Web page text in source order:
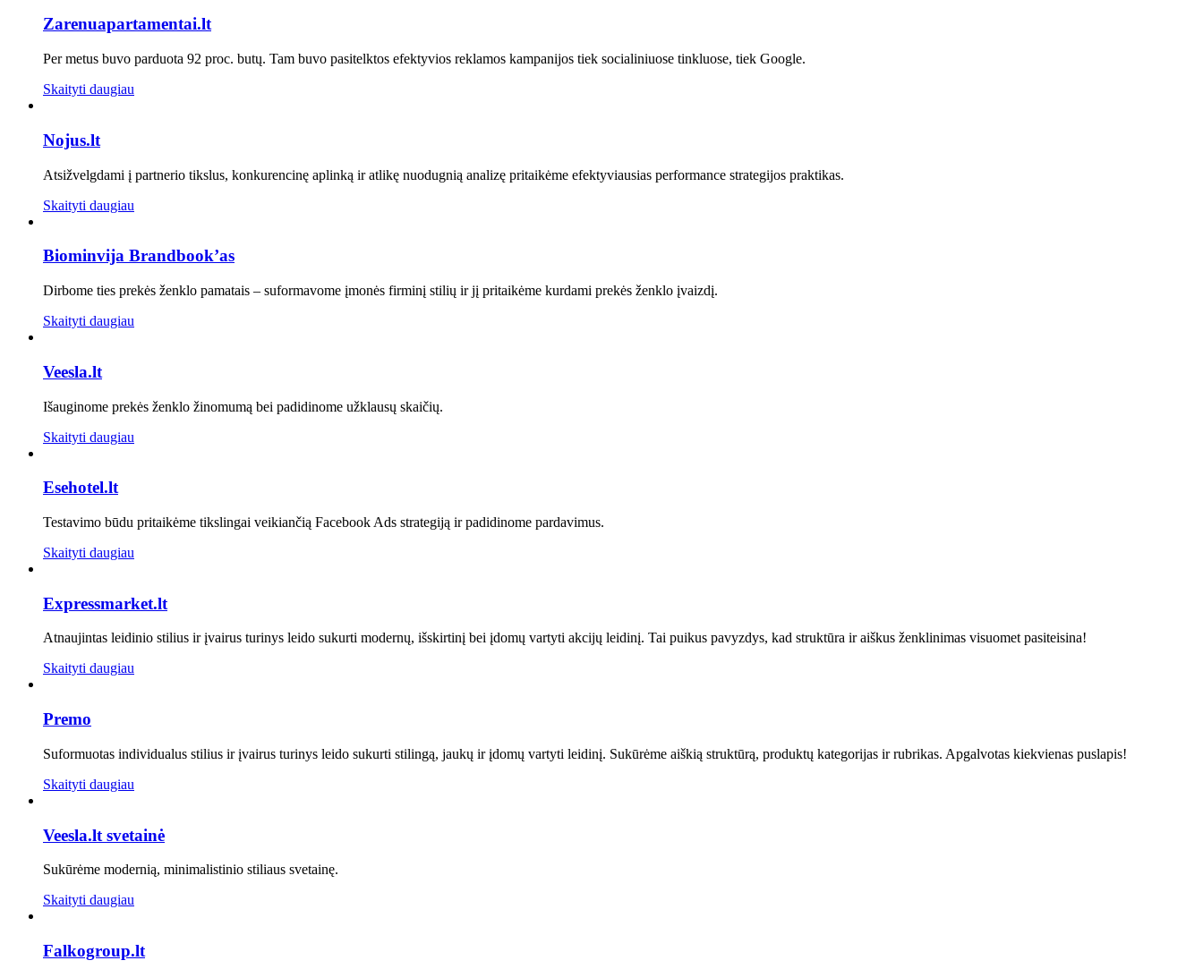
Zarenuapartamentai.lt
Per metus buvo parduota 92 proc. butų. Tam buvo pasitelktos efektyvios reklamos kampanijos tiek socialiniuose tinkluose, tiek Google.
Skaityti daugiau
Nojus.lt
Atsižvelgdami į partnerio tikslus, konkurencinę aplinką ir atlikę nuodugnią analizę pritaikėme efektyviausias performance strategijos praktikas.
Skaityti daugiau
Biominvija Brandbook’as
Dirbome ties prekės ženklo pamatais – suformavome įmonės firminį stilių ir jį pritaikėme kurdami prekės ženklo įvaizdį.
Skaityti daugiau
Veesla.lt
Išauginome prekės ženklo žinomumą bei padidinome užklausų skaičių.
Skaityti daugiau
Esehotel.lt
Testavimo būdu pritaikėme tikslingai veikiančią Facebook Ads strategiją ir padidinome pardavimus.
Skaityti daugiau
Expressmarket.lt
Atnaujintas leidinio stilius ir įvairus turinys leido sukurti modernų, išskirtinį bei įdomų vartyti akcijų leidinį. Tai puikus pavyzdys, kad struktūra ir aiškus ženklinimas visuomet pasiteisina!
Skaityti daugiau
Premo
Suformuotas individualus stilius ir įvairus turinys leido sukurti stilingą, jaukų ir įdomų vartyti leidinį. Sukūrėme aiškią struktūrą, produktų kategorijas ir rubrikas. Apgalvotas kiekvienas puslapis!
Skaityti daugiau
Veesla.lt svetainė
Sukūrėme modernią, minimalistinio stiliaus svetainę.
Skaityti daugiau
Falkogroup.lt